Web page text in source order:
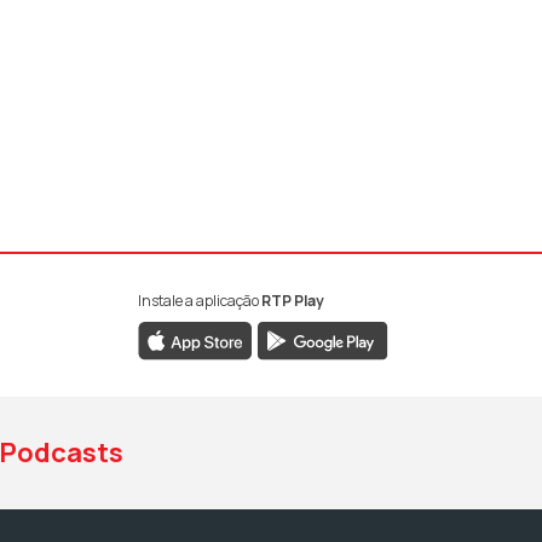
da RTP Antena 1
da RTP Antena 1
YouTube da RTP Antena 1
Instale a aplicaçãoRTP Play
Podcasts